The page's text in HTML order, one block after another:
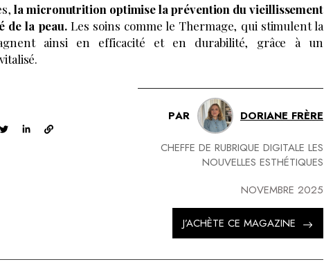
la micronutrition optimise la prévention du vieillissement
de la peau. Les soins comme le Thermage, qui stimulent la
ainsi en efficacité et en durabilité, grâce à un
PAR DORIANE FRÈRE
CHEFFE DE RUBRIQUE DIGITALE LES
NOUVELLES ESTHÉTIQUES
NOVEMBRE 2025
J’ACHÈTE CE MAGAZINE